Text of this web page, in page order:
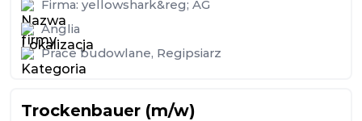
Firma: yellowshark&reg; AG
Anglia
Prace budowlane, Regipsiarz
Trockenbauer (m/w)